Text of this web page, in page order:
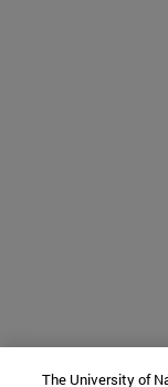
The University of